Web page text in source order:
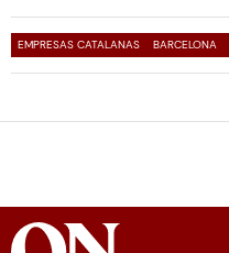
EMPRESAS CATALANAS BARCELONA